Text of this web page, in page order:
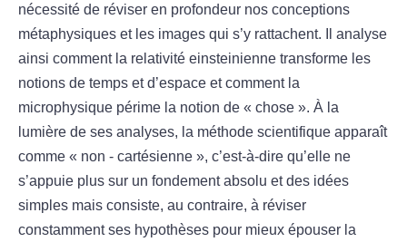
nécessité de réviser en profondeur nos conceptions
métaphysiques et les images qui s’y rattachent. Il analyse
ainsi comment la relativité einsteinienne transforme les
notions de temps et d’espace et comment la
microphysique périme la notion de « chose ». À la
lumière de ses analyses, la méthode scientifique apparaît
comme « non - cartésienne », c’est-à-dire qu’elle ne
s’appuie plus sur un fondement absolu et des idées
simples mais consiste, au contraire, à réviser
constamment ses hypothèses pour mieux épouser la